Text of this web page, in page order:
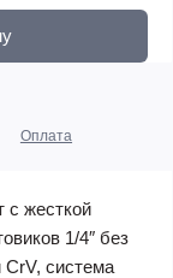
Оплата
с жесткой
1/4″ без
система